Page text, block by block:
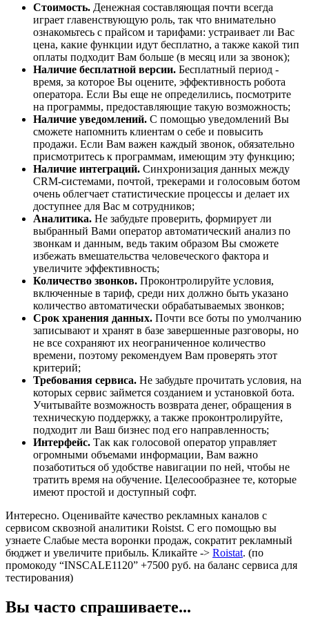
Стоимость. Денежная составляющая почти всегда
играет главенствующую роль, так что внимательно
ознакомьтесь с прайсом и тарифами: устраивает ли Вас
цена, какие функции идут бесплатно, а также какой тип
оплаты подходит Вам больше (в месяц или за звонок);
Наличие бесплатной версии. Бесплатный период -
время, за которое Вы оцените, эффективность робота
оператора. Если Вы еще не определились, посмотрите
на программы, предоставляющие такую возможность;
Наличие уведомлений. С помощью уведомлений Вы
сможете напомнить клиентам о себе и повысить
продажи. Если Вам важен каждый звонок, обязательно
присмотритесь к программам, имеющим эту функцию;
Наличие интеграций. Синхронизация данных между
CRM-системами, почтой, трекерами и голосовым ботом
очень облегчает статистические процессы и делает их
доступнее для Вас м сотрудников;
Аналитика. Не забудьте проверить, формирует ли
выбранный Вами оператор автоматический анализ по
звонкам и данным, ведь таким образом Вы сможете
избежать вмешательства человеческого фактора и
увеличите эффективность;
Количество звонков. Проконтролируйте условия,
включенные в тариф, среди них должно быть указано
количество автоматически обрабатываемых звонков;
Срок хранения данных. Почти все боты по умолчанию
записывают и хранят в базе завершенные разговоры, но
не все сохраняют их неограниченное количество
времени, поэтому рекомендуем Вам проверять этот
критерий;
Требования сервиса. Не забудьте прочитать условия, на
которых сервис займется созданием и установкой бота.
Учитывайте возможность возврата денег, обращения в
техническую поддержку, а также проконтролируйте,
подходит ли Ваш бизнес под его направленность;
Интерфейс. Так как голосовой оператор управляет
огромными объемами информации, Вам важно
позаботиться об удобстве навигации по ней, чтобы не
тратить время на обучение. Целесообразнее те, которые
имеют простой и доступный софт.
Интересно. Оценивайте качество рекламных каналов с
сервисом сквозной аналитики Roistst. С его помощью вы
узнаете Слабые места воронки продаж, сократит рекламный
бюджет и увеличите прибыль. Кликайте -> Roistat. (по
промокоду “INSCALE1120” +7500 руб. на баланс сервиса для
тестирования)
Вы часто спрашиваете...